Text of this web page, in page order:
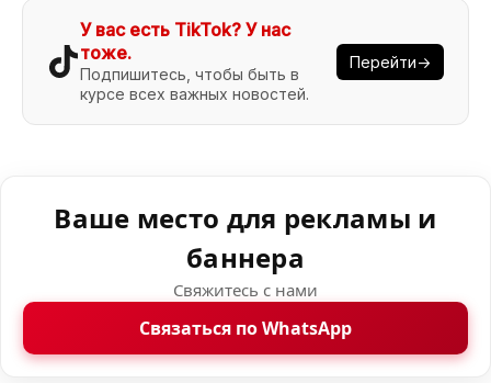
У вас есть TikTok? У нас
тоже.
Подпишитесь, чтобы быть в
курсе всех важных новостей.
Перейти→
Ваше место для рекламы и
баннера
Свяжитесь с нами
Связаться по WhatsApp